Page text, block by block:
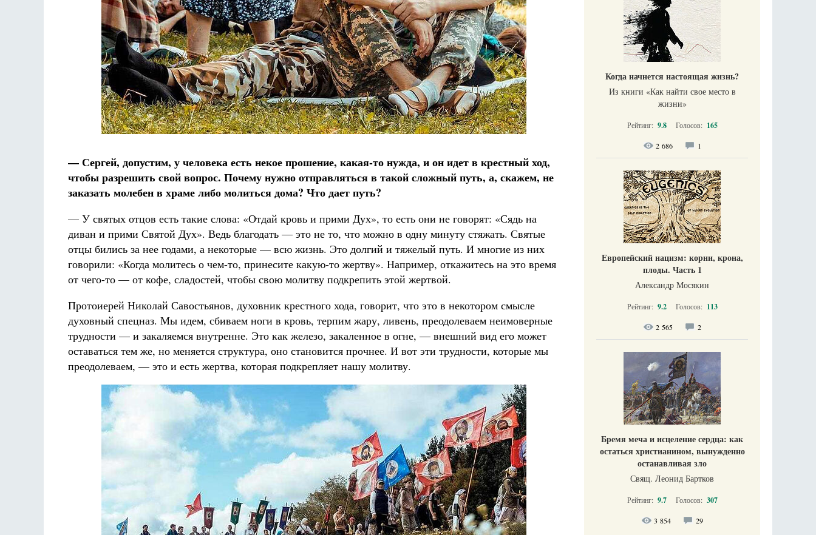
— Сергей, допустим, у человека есть некое прошение, какая-то нужда, и он идет в крестный ход,
чтобы разрешить свой вопрос. Почему нужно отправляться в такой сложный путь, а, скажем, не
заказать молебен в храме либо молиться дома? Что дает путь?
— У святых отцов есть такие слова: «Отдай кровь и прими Дух», то есть они не говорят: «Сядь на
диван и прими Святой Дух». Ведь благодать — это не то, что можно в одну минуту стяжать. Святые
отцы бились за нее годами, а некоторые — всю жизнь. Это долгий и тяжелый путь. И многие из них
говорили: «Когда молитесь о чем-то, принесите какую-то жертву». Например, откажитесь на это время
от чего-то — от кофе, сладостей, чтобы свою молитву подкрепить этой жертвой.
Протоиерей Николай Савостьянов, духовник крестного хода, говорит, что это в некотором смысле
духовный спецназ. Мы идем, сбиваем ноги в кровь, терпим жару, ливень, преодолеваем неимоверные
трудности — и закаляемся внутренне. Это как железо, закаленное в огне, — внешний вид его может
оставаться тем же, но меняется структура, оно становится прочнее. И вот эти трудности, которые мы
преодолеваем, — это и есть жертва, которая подкрепляет нашу молитву.
Когда начнется настоящая жизнь?
Из книги «Как найти свое место в
жизни​»
Рейтинг: 9.8 Голосов: 165
2 686 1
Европейский нацизм: корни, крона,
плоды. Часть 1
Александр Мосякин
Рейтинг: 9.2 Голосов: 113
2 565 2
Бремя меча и исцеление сердца: как
остаться христианином, вынужденно
останавливая зло
Свящ. Леонид Бартков
Рейтинг: 9.7 Голосов: 307
3 854 29